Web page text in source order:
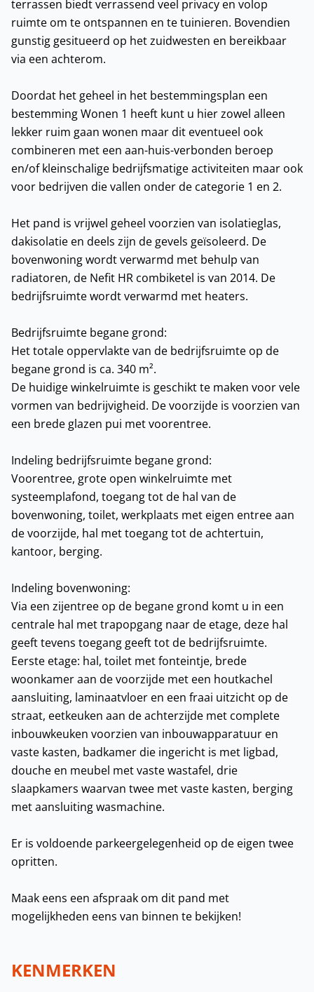
terrassen biedt verrassend veel privacy en volop
ruimte om te ontspannen en te tuinieren. Bovendien
gunstig gesitueerd op het zuidwesten en bereikbaar
via een achterom.
Doordat het geheel in het bestemmingsplan een
bestemming Wonen 1 heeft kunt u hier zowel alleen
lekker ruim gaan wonen maar dit eventueel ook
combineren met een aan-huis-verbonden beroep
en/of kleinschalige bedrijfsmatige activiteiten maar ook
voor bedrijven die vallen onder de categorie 1 en 2.
Het pand is vrijwel geheel voorzien van isolatieglas,
dakisolatie en deels zijn de gevels geïsoleerd. De
bovenwoning wordt verwarmd met behulp van
radiatoren, de Nefit HR combiketel is van 2014. De
bedrijfsruimte wordt verwarmd met heaters.
Bedrijfsruimte begane grond:
Het totale oppervlakte van de bedrijfsruimte op de
begane grond is ca. 340 m².
De huidige winkelruimte is geschikt te maken voor vele
vormen van bedrijvigheid. De voorzijde is voorzien van
een brede glazen pui met voorentree.
Indeling bedrijfsruimte begane grond:
Voorentree, grote open winkelruimte met
systeemplafond, toegang tot de hal van de
bovenwoning, toilet, werkplaats met eigen entree aan
de voorzijde, hal met toegang tot de achtertuin,
kantoor, berging.
Indeling bovenwoning:
Via een zijentree op de begane grond komt u in een
centrale hal met trapopgang naar de etage, deze hal
geeft tevens toegang geeft tot de bedrijfsruimte.
Eerste etage: hal, toilet met fonteintje, brede
woonkamer aan de voorzijde met een houtkachel
aansluiting, laminaatvloer en een fraai uitzicht op de
straat, eetkeuken aan de achterzijde met complete
inbouwkeuken voorzien van inbouwapparatuur en
vaste kasten, badkamer die ingericht is met ligbad,
douche en meubel met vaste wastafel, drie
slaapkamers waarvan twee met vaste kasten, berging
met aansluiting wasmachine.
Er is voldoende parkeergelegenheid op de eigen twee
opritten.
Maak eens een afspraak om dit pand met
mogelijkheden eens van binnen te bekijken!
KENMERKEN